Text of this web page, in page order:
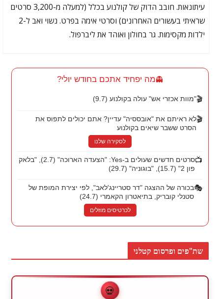
עיתונאות. חובב הדוק של קולנוע בכלל (למעלה מ-3,200 סרטים
שראיתי בעשורים האחרונים) וסרטי אימה בפרט. נשוי ואב ל-2
ילדות מקסימות. גר בחולון ואוהד את ליברפול.
👻מה יפחיד אתכם בחודש יולי?
🎬"מוות אכזרי אש" עולה בקולנוע (9.7)
🎬לא ראיתם את "אובססיה" עדיין? אתם יכולים לתפוס את
הסרט ששבר שיאים בקולנוע
לסקירה שלנו
📺
סרטים חדשים שעולים ב-Yes: "הצעדה הארוכה" (2.7), "בלאק
פון 2" (15.7), "בוגוניה" (29.7)
🎭בכורה של ההצגה "דר סטריינג'לאב", לפי יצירת המופת של
סטנלי קובריק, בתיאטרון הקאמרי (24.7)
לכרטיסים מוזלים
שת"פים ופרסום קטלני
💀